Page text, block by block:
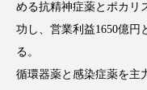
コネクテッド・ビュ
める抗精神症薬とポカリ
功し、営業利益1650億円
る。
循環器薬と感染症薬を主